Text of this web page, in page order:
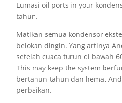
Lumasi oil ports in your
tahun.
Matikan semua kondensor
belokan dingin. Yang artinya
setelah cuaca turun di bawah
This may keep the system
bertahun-tahun dan hemat
perbaikan.